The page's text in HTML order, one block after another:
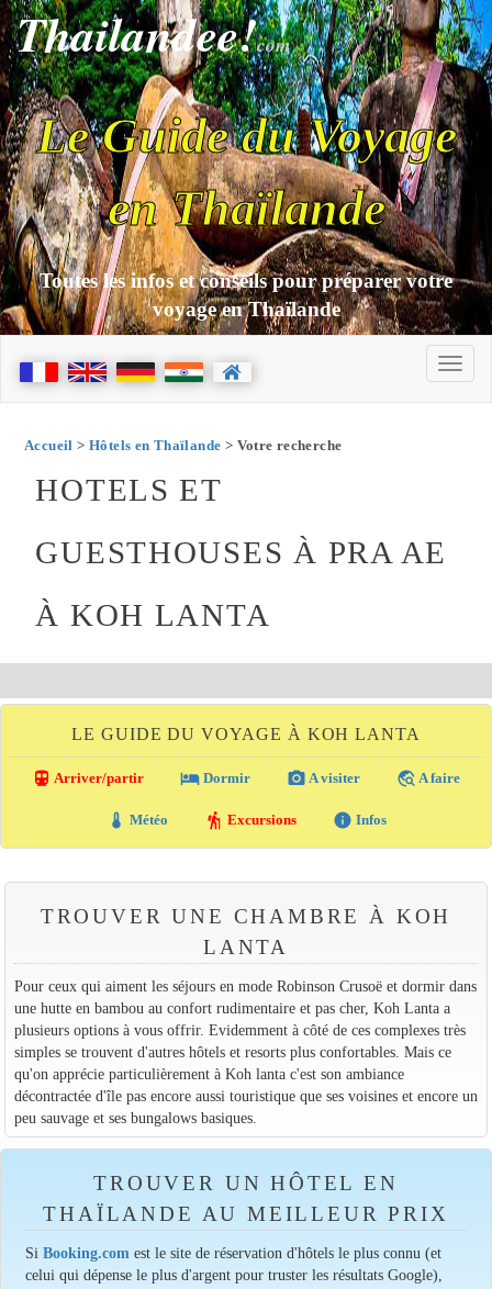
Thailandee!com
Le Guide du Voyage
en Thaïlande
Toutes les infos et conseils pour préparer votre
voyage en Thaïlande
Accueil > Hôtels en Thaïlande > Votre recherche
HOTELS ET
GUESTHOUSES À PRA AE
À KOH LANTA
LE GUIDE DU VOYAGE À KOH LANTA
directions_transit Arriver/partir local_hotel Dormir photo_camera A visiter travel_explore A faire
thermostat Météo hiking Excursions info Infos
TROUVER UNE CHAMBRE À KOH
LANTA
Pour ceux qui aiment les séjours en mode Robinson Crusoë et dormir dans
une hutte en bambou au confort rudimentaire et pas cher, Koh Lanta a
plusieurs options à vous offrir. Evidemment à côté de ces complexes très
simples se trouvent d'autres hôtels et resorts plus confortables. Mais ce
qu'on apprécie particulièrement à Koh lanta c'est son ambiance
décontractée d'île pas encore aussi touristique que ses voisines et encore un
peu sauvage et ses bungalows basiques.
TROUVER UN HÔTEL EN
THAÏLANDE AU MEILLEUR PRIX
SiBooking.com est le site de réservation d'hôtels le plus connu (et
celui qui dépense le plus d'argent pour truster les résultats Google),